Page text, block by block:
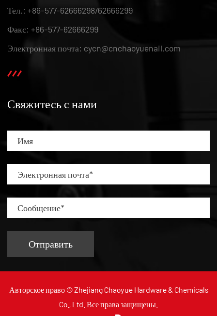
Тел.: +86-577-62666298/62666299
Факс: +86-577-62666299
Электронная почта: cycn@cnchaoyuenail.com
Свяжитесь с нами
Авторское право ©Zhejiang Chaoyue Hardware & Chemicals
Co., Ltd. Все права защищены.